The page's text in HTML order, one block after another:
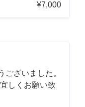
¥7,000
ございました。
しくお願い致